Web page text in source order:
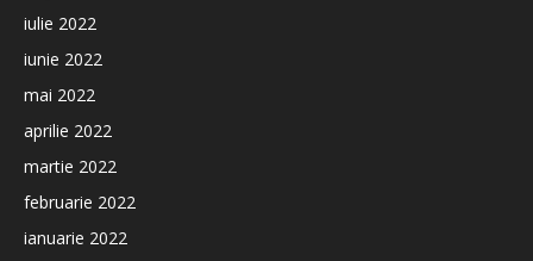
iulie 2022
iunie 2022
mai 2022
aprilie 2022
martie 2022
februarie 2022
ianuarie 2022